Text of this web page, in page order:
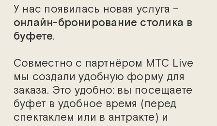
У нас появилась новая услуга –
онлайн-бронирование столика в
буфете.
Совместно с партнёром МТС Live
мы создали удобную форму для
заказа. Это удобно: вы посещаете
буфет в удобное время (перед
спектаклем или в антракте) и